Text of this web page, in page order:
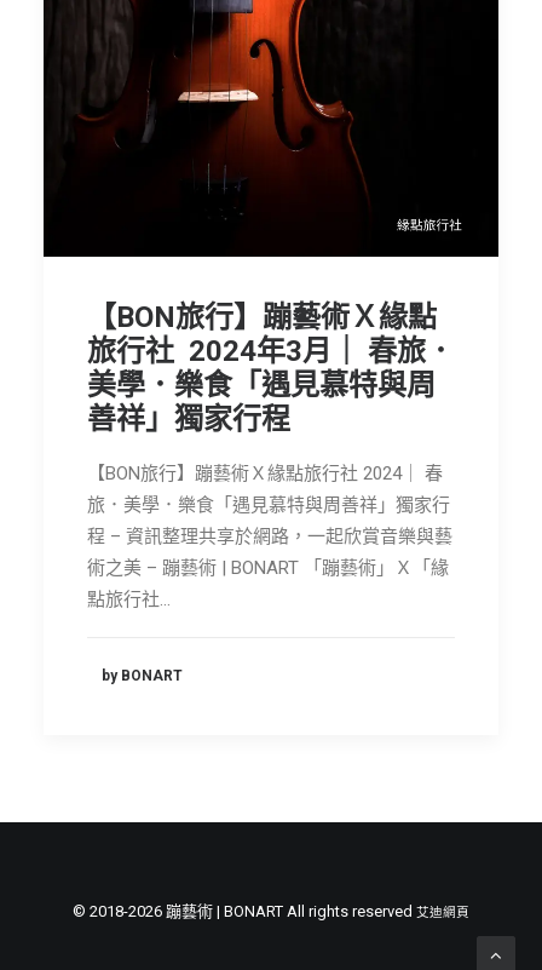
【BON旅行】蹦藝術Ｘ緣點
旅行社 2024年3月｜ 春旅．
美學．樂食「遇見慕特與周
善祥」獨家行程
【BON旅行】蹦藝術Ｘ緣點旅行社 2024｜ 春
旅．美學．樂食「遇見慕特與周善祥」獨家行
程 – 資訊整理共享於網路，一起欣賞音樂與藝
術之美 – 蹦藝術 | BONART 「蹦藝術」Ｘ「緣
點旅行社…
by BONART
© 2018-2026 蹦藝術 | BONART All rights reserved 艾迪網頁